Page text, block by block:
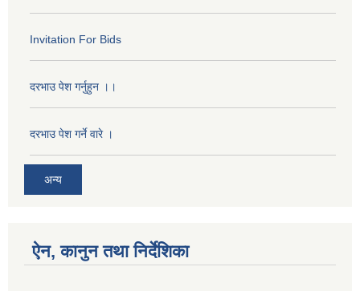
Invitation For Bids
दरभाउ पेश गर्नुहुन ।।
दरभाउ पेश गर्ने वारे ।
अन्य
ऐन, कानुन तथा निर्देशिका